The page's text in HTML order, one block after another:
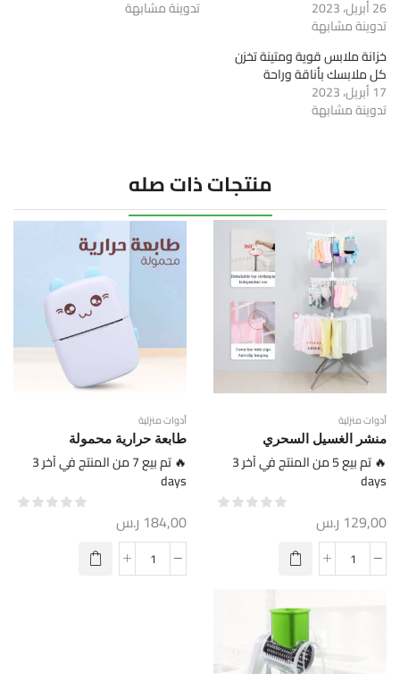
26 أبريل، 2023
تدوينة مشابهة
تدوينة مشابهة
خزانة ملابس قوية ومتينة تخزن
كل ملابسك بأناقة وراحة
17 أبريل، 2023
تدوينة مشابهة
منتجات ذات صله
أدوات منزلية
منشر الغسيل السحري
🔥 تم بيع 5 من المنتج في آخر 3
days
129,00 ر.س
أدوات منزلية
طابعة حرارية محمولة
🔥 تم بيع 7 من المنتج في آخر 3
days
184,00 ر.س